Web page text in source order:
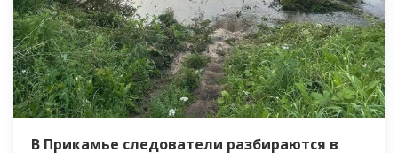
В Прикамье следователи разбираются в